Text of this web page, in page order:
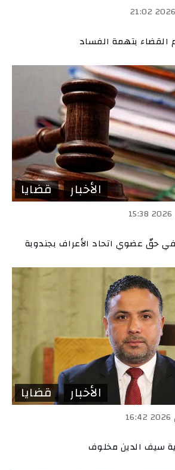
بتهمة الفساد
الأخبار قضايا
حقّ عضوي اتحاد الأعراف بجندوبة
الأخبار قضايا
سيف الدين مخلوف